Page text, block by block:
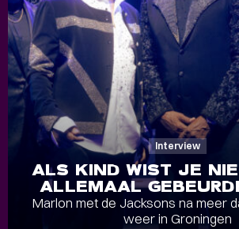
Interview
ALS KIND WIST JE
ALLEMAAL
Marlon met de Jacksons na meer
weer in Groningen